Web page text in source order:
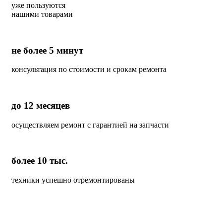
уже пользуются
нашими товарами
не более 5 минут
консультация по стоимости и срокам ремонта
до 12 месяцев
осуществляем ремонт с гарантией на запчасти
более 10 тыс.
техники успешно отремонтированы